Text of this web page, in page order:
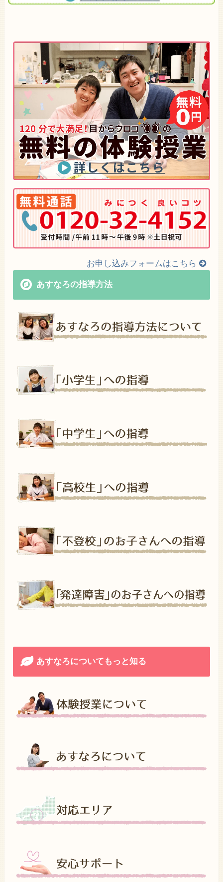
お申し込みフォームはこちら
あすなろの指導方法
あすなろについてもっと知る